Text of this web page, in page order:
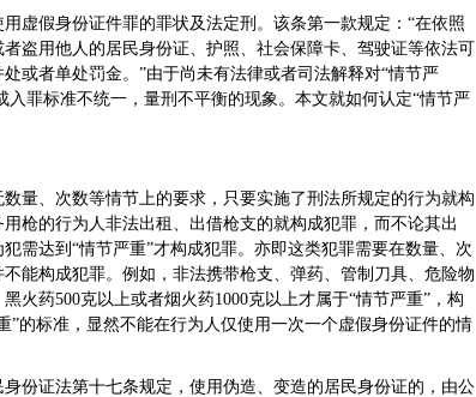
虚假身份证件罪的罪状及法定刑。该条第一款规定：“在依照
盗用他人的居民身份证、护照、社会保障卡、驾驶证等依法可
或者单处罚金。”由于尚未有法律或者司法解释对“情节严
罪标准不统一，量刑不平衡的现象。本文就如何认定“情节严
量、次数等情节上的要求，只要实施了刑法所规定的行为就构
枪的行为人非法出租、出借枪支的就构成犯罪，而不论其出
需达到“情节严重”才构成犯罪。亦即这类犯罪需要在数量、次
能构成犯罪。例如，非法携带枪支、弹药、管制刀具、危险物
火药500克以上或者烟火药1000克以上才属于“情节严重”，构
的标准，显然不能在行为人仅使用一次一个虚假身份证件的情
份证法第十七条规定，使用伪造、变造的居民身份证的，由公